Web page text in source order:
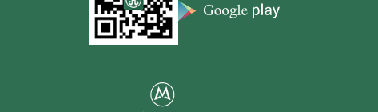
Appstore icon